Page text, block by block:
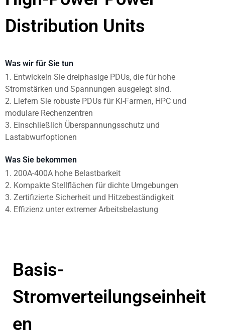
Distribution Units
Was wir für Sie tun
1. Entwickeln Sie dreiphasige PDUs, die für hohe
Stromstärken und Spannungen ausgelegt sind.
2. Liefern Sie robuste PDUs für KI-Farmen, HPC und
modulare Rechenzentren
3. Einschließlich Überspannungsschutz und
Lastabwurfoptionen
Was Sie bekommen
1. 200A-400A hohe Belastbarkeit
2. Kompakte Stellflächen für dichte Umgebungen
3. Zertifizierte Sicherheit und Hitzebeständigkeit
4. Effizienz unter extremer Arbeitsbelastung
Basis-
Stromverteilungseinheit
en